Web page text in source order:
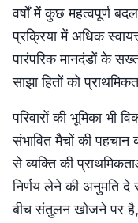
वर्षों में कुछ महत्वपूर्ण
प्रक्रिया में अधिक
पारंपरिक मानदंडों के
साझा हितों को
परिवारों की भूमिका भी
संभावित मैचों की पहचान
से व्यक्ति की
निर्णय लेने की अनुमति
बीच संतुलन खोजने पर है,